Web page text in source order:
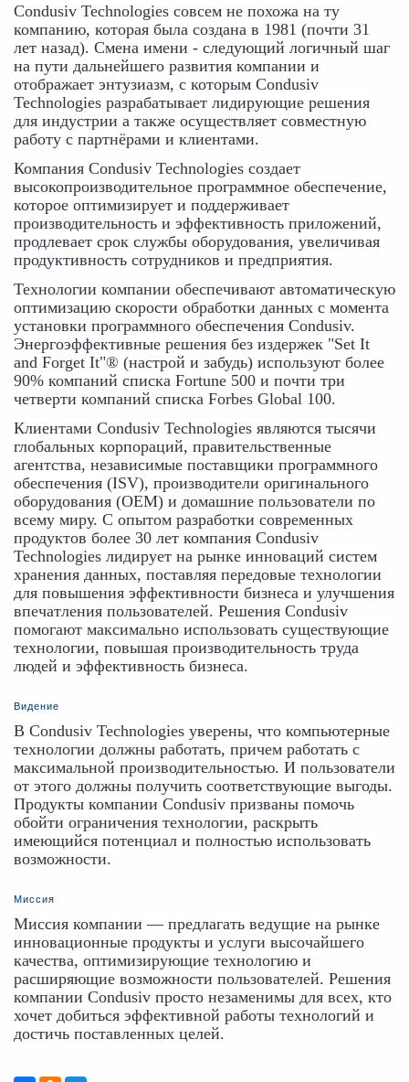
Condusiv Technologies совсем не похожа на ту
компанию, которая была создана в 1981 (почти 31
лет назад). Смена имени - следующий логичный шаг
на пути дальнейшего развития компании и
отображает энтузиазм, с которым Condusiv
Technologies разрабатывает лидирующие решения
для индустрии а также осуществляет совместную
работу с партнёрами и клиентами.
Компания Condusiv Technologies создает
высокопроизводительное программное обеспечение,
которое оптимизирует и поддерживает
производительность и эффективность приложений,
продлевает срок службы оборудования, увеличивая
продуктивность сотрудников и предприятия.
Технологии компании обеспечивают автоматическую
оптимизацию скорости обработки данных с момента
установки программного обеспечения Condusiv.
Энергоэффективные решения без издержек "Set It
and Forget It"® (настрой и забудь) используют более
90% компаний списка Fortune 500 и почти три
четверти компаний списка Forbes Global 100.
Клиентами Condusiv Technologies являются тысячи
глобальных корпораций, правительственные
агентства, независимые поставщики программного
обеспечения (ISV), производители оригинального
оборудования (OEM) и домашние пользователи по
всему миру. С опытом разработки современных
продуктов более 30 лет компания Condusiv
Technologies лидирует на рынке инноваций систем
хранения данных, поставляя передовые технологии
для повышения эффективности бизнеса и улучшения
впечатления пользователей. Решения Condusiv
помогают максимально использовать существующие
технологии, повышая производительность труда
людей и эффективность бизнеса.
Видение
В Condusiv Technologies уверены, что компьютерные
технологии должны работать, причем работать с
максимальной производительностью. И пользователи
от этого должны получить соответствующие выгоды.
Продукты компании Condusiv призваны помочь
обойти ограничения технологии, раскрыть
имеющийся потенциал и полностью использовать
возможности.
Миссия
Миссия компании — предлагать ведущие на рынке
инновационные продукты и услуги высочайшего
качества, оптимизирующие технологию и
расширяющие возможности пользователей. Решения
компании Condusiv просто незаменимы для всех, кто
хочет добиться эффективной работы технологий и
достичь поставленных целей.